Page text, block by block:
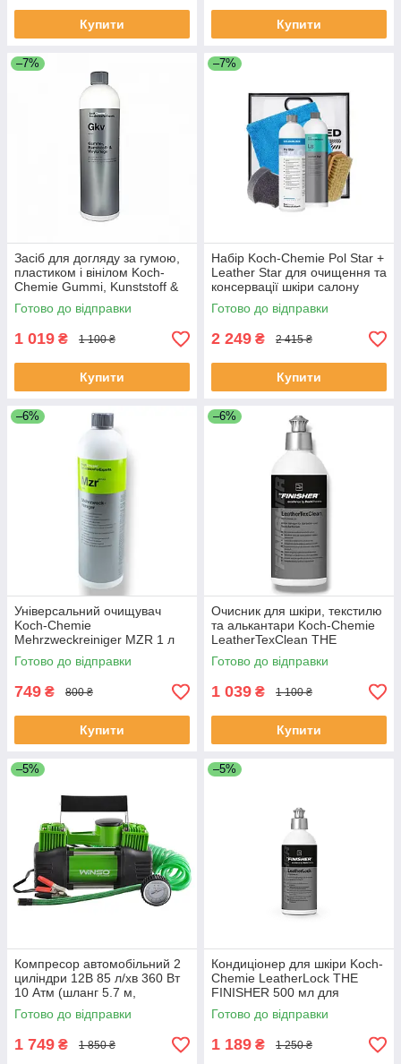
Купити Купити
–7%
Засіб для догляду за гумою,
пластиком і вінілом Koch-
Chemie Gummi, Kunststoff &
Vinylpflege 1 л
Готово до відправки
1 019 ₴ 1 100 ₴
Купити
–7%
Набір Koch-Chemie Pol Star +
Leather Star для очищення та
консервації шкіри салону
авто
Готово до відправки
2 249 ₴ 2 415 ₴
Купити
–6%
Універсальний очищувач
Koch-Chemie
Mehrzweckreiniger MZR 1 л
для салону авто
Готово до відправки
749 ₴ 800 ₴
Купити
–6%
Очисник для шкіри, текстилю
та алькантари Koch-Chemie
LeatherTexClean THE
FINISHER 500 мл
Готово до відправки
1 039 ₴ 1 100 ₴
Купити
–5%
Компресор автомобільний 2
циліндри 12В 85 л/хв 360 Вт
10 Атм (шланг 5.7 м,
дефлятор)
Готово до відправки
1 749 ₴ 1 850 ₴
–5%
Кондиціонер для шкіри Koch-
Chemie LeatherLock THE
FINISHER 500 мл для
догляду за шкіряними
поверхнями
Готово до відправки
1 189 ₴ 1 250 ₴